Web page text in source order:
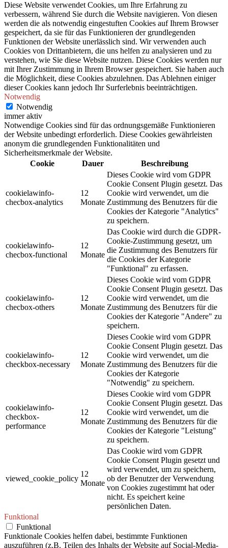
Diese Website verwendet Cookies, um Ihre Erfahrung zu
verbessern, während Sie durch die Website navigieren. Von diesen
werden die als notwendig eingestuften Cookies auf Ihrem Browser
gespeichert, da sie für das Funktionieren der grundlegenden
Funktionen der Website unerlässlich sind. Wir verwenden auch
Cookies von Drittanbietern, die uns helfen zu analysieren und zu
verstehen, wie Sie diese Website nutzen. Diese Cookies werden nur
mit Ihrer Zustimmung in Ihrem Browser gespeichert. Sie haben auch
die Möglichkeit, diese Cookies abzulehnen. Das Ablehnen einiger
dieser Cookies kann jedoch Ihr Surferlebnis beeinträchtigen.
Notwendig
Notwendig
immer aktiv
Notwendige Cookies sind für das ordnungsgemäße Funktionieren
der Website unbedingt erforderlich. Diese Cookies gewährleisten
anonym die grundlegenden Funktionalitäten und
Sicherheitsmerkmale der Website.
Cookie
Dauer Beschreibung
cookielawinfo-
checbox-analytics
12
Monate
Dieses Cookie wird vom GDPR
Cookie Consent Plugin gesetzt. Das
Cookie wird verwendet, um die
Zustimmung des Benutzers für die
Cookies der Kategorie "Analytics"
zu speichern.
cookielawinfo-
checbox-functional
12
Monate
Das Cookie wird durch die GDPR-
Cookie-Zustimmung gesetzt, um
die Zustimmung des Benutzers für
die Cookies der Kategorie
"Funktional" zu erfassen.
cookielawinfo-
checbox-others
12
Monate
Dieses Cookie wird vom GDPR
Cookie Consent Plugin gesetzt. Das
Cookie wird verwendet, um die
Zustimmung des Benutzers für die
Cookies der Kategorie "Andere" zu
speichern.
cookielawinfo-
checkbox-necessary
12
Monate
Dieses Cookie wird vom GDPR
Cookie Consent Plugin gesetzt. Das
Cookie wird verwendet, um die
Zustimmung des Benutzers für die
Cookies der Kategorie
"Notwendig" zu speichern.
cookielawinfo-
checkbox-
performance
12
Monate
Dieses Cookie wird vom GDPR
Cookie Consent Plugin gesetzt. Das
Cookie wird verwendet, um die
Zustimmung des Benutzers für die
Cookies der Kategorie "Leistung"
zu speichern.
viewed_cookie_policy
12
Monate
Das Cookie wird vom GDPR
Cookie Consent Plugin gesetzt und
wird verwendet, um zu speichern,
ob der Benutzer der Verwendung
von Cookies zugestimmt hat oder
nicht. Es speichert keine
persönlichen Daten.
Funktional
Funktional
Funktionale Cookies helfen dabei, bestimmte Funktionen
auszuführen (z.B. Teilen des Inhalts der Website auf Social-Media-